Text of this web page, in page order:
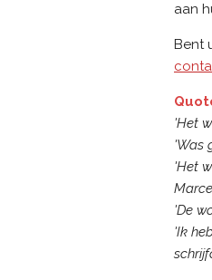
aan
Bent
'Het
'Was
'Het
'De
'Ik